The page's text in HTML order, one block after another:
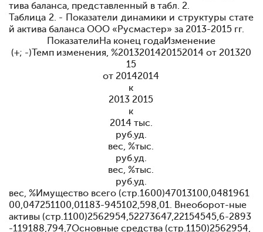
тива баланса, представленный в табл. 2.
Таблица 2. - Показатели динамики и структуры стате
й актива баланса ООО «Русмастер» за 2013-2015 гг.
ПоказателиНа конец годаИзменение
(+; -)Темп изменения, %2013201420152014 от 201320
15
от 20142014
к
2013 2015
к
2014 тыс.
руб.уд.
вес, %тыс.
руб.уд.
вес, %тыс.
руб.уд.
вес, %Имущество всего (стр.1600)47013100,0481961
00,047251100,01183-945102,598,01. Внеоборот-ные
активы (стр.1100)2562954,52273647,22154545,6-2893
-119188,794,7Основные средства (стр.1150)2562954,